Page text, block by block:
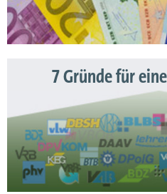
7 Gründe für